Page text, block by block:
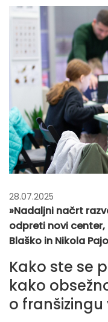
28.07.2025
»Nadaljni načrt
odpreti novi
Blaško in Nikola
Kako ste se
kako
o